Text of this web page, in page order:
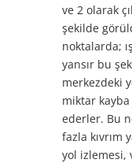
ve 2 olarak
şekilde
noktalarda;
yansır bu
merkezdeki
miktar
ederler. Bu
fazla kıvrım
yol izlemesi,